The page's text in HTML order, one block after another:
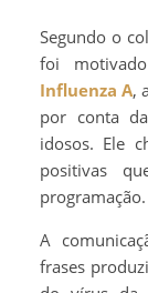
Segundo o
foi
Influenza A,
por conta
idosos. Ele
positivas
programação.
A
frases